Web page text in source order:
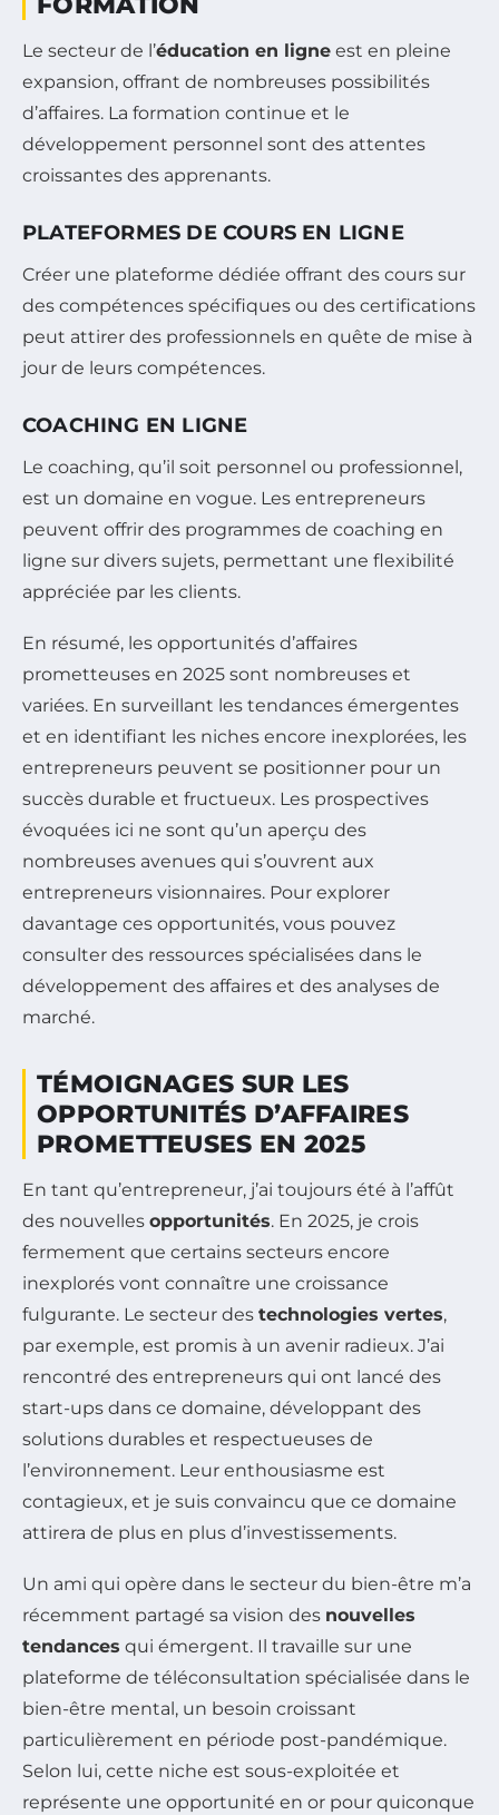
Le secteur de l’éducation en ligne est en pleine
expansion, offrant de nombreuses possibilités
d’affaires. La formation continue et le
développement personnel sont des attentes
croissantes des apprenants.
PLATEFORMES DE COURS EN LIGNE
Créer une plateforme dédiée offrant des cours sur
des compétences spécifiques ou des certifications
peut attirer des professionnels en quête de mise à
jour de leurs compétences.
COACHING EN LIGNE
Le coaching, qu’il soit personnel ou professionnel,
est un domaine en vogue. Les entrepreneurs
peuvent offrir des programmes de coaching en
ligne sur divers sujets, permettant une flexibilité
appréciée par les clients.
En résumé, les opportunités d’affaires
prometteuses en 2025 sont nombreuses et
variées. En surveillant les tendances émergentes
et en identifiant les niches encore inexplorées, les
entrepreneurs peuvent se positionner pour un
succès durable et fructueux. Les prospectives
évoquées ici ne sont qu’un aperçu des
nombreuses avenues qui s’ouvrent aux
entrepreneurs visionnaires. Pour explorer
davantage ces opportunités, vous pouvez
consulter des ressources spécialisées dans le
développement des affaires et des analyses de
marché.
TÉMOIGNAGES SUR LES
OPPORTUNITÉS D’AFFAIRES
PROMETTEUSES EN 2025
En tant qu’entrepreneur, j’ai toujours été à l’affût
des nouvelles opportunités. En 2025, je crois
fermement que certains secteurs encore
inexplorés vont connaître une croissance
fulgurante. Le secteur des technologies vertes,
par exemple, est promis à un avenir radieux. J’ai
rencontré des entrepreneurs qui ont lancé des
start-ups dans ce domaine, développant des
solutions durables et respectueuses de
l’environnement. Leur enthousiasme est
contagieux, et je suis convaincu que ce domaine
attirera de plus en plus d’investissements.
Un ami qui opère dans le secteur du bien-être m’a
récemment partagé sa vision des nouvelles
tendances qui émergent. Il travaille sur une
plateforme de téléconsultation spécialisée dans le
bien-être mental, un besoin croissant
particulièrement en période post-pandémique.
Selon lui, cette niche est sous-exploitée et
représente une opportunité en or pour quiconque